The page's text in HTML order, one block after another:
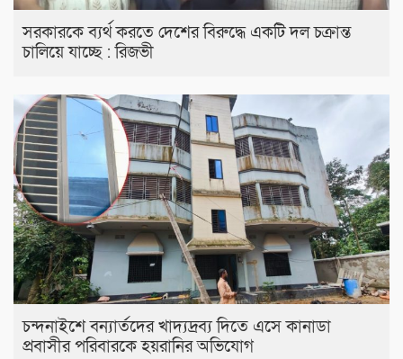
সরকারকে ব্যর্থ করতে দেশের বিরুদ্ধে একটি দল চক্রান্ত
চালিয়ে যাচ্ছে : রিজভী
চন্দনাইশে বন্যার্তদের খাদ্যদ্রব্য দিতে এসে কানাডা
প্রবাসীর পরিবারকে হয়রানির অভিযোগ